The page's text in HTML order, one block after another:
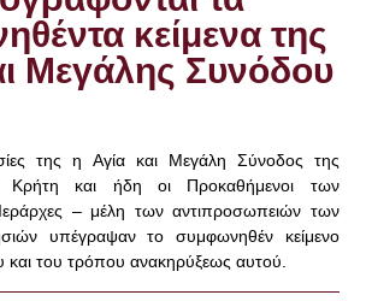
κείμενα της
Μεγάλης Συνόδου
της η Αγία και Μεγάλη Σύνοδος της
Κρήτη και ήδη οι Προκαθήμενοι των
– μέλη των αντιπροσωπειών των
υπέγραψαν το συμφωνηθέν κείμενο
και του τρόπου ανακηρύξεως αυτού.